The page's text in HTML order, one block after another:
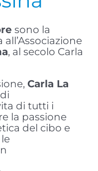
sono la
, al secolo Carla
Carla La
di tutti i
la passione
del cibo e